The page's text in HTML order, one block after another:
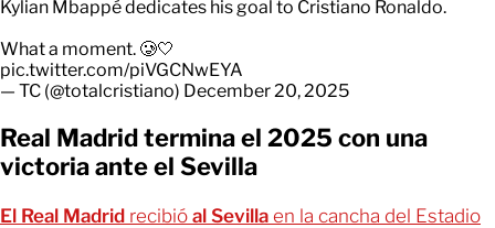
Kylian Mbappé dedicates his goal to Cristiano Ronaldo.
What a moment. 🥲🤍
pic.twitter.com/piVGCNwEYA
— TC (@totalcristiano) December 20, 2025
Real Madrid termina el 2025 con una
victoria ante el Sevilla
El Real Madrid recibió al Sevilla en la cancha del Estadio